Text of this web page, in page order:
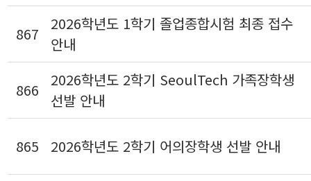
867
2026학년도 1학기 졸업종합시험 최종 접수
안내
866
2026학년도 2학기 SeoulTech 가족장학생
선발 안내
865 2026학년도 2학기 어의장학생 선발 안내